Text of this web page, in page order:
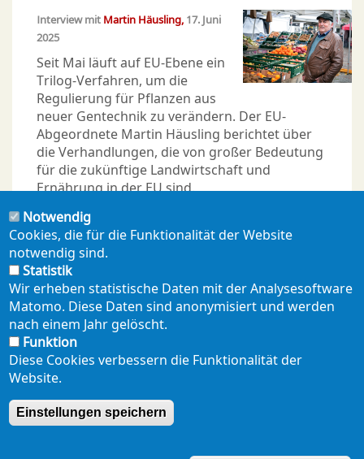
Interview mit Martin Häusling 17. Juni
2025
Seit Mai läuft auf EU-Ebene ein
Trilog-Verfahren, um die
Regulierung für Pflanzen aus
neuer Gentechnik zu verändern. Der EU-
Abgeordnete Martin Häusling berichtet über
die Verhandlungen, die von großer Bedeutung
für die zukünftige Landwirtschaft und
Ernährung in der EU sind.
Seitennummerierung
Aktuelle
Seite
1 Page
2 Page
3 Page
4 Page
5 …
Nächste
Seite
››
Letzte
Seite
Ende »
Footer
mobil
NEWSLETTER PRESSE
Notwendig
Cookies, die für die Funktionalität der Website
notwendig sind.
Statistik
Wir erheben statistische Daten mit der Analysesoftware
Matomo. Diese Daten sind anonymisiert und werden
nach einem Jahr gelöscht.
Funktion
Diese Cookies verbessern die Funktionalität der
Website.
Einstellungen speichern